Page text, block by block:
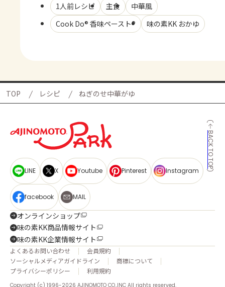
1人前レシピ
主食
中華風
Cook Do® 香味ペースト®
味の素KK おかゆ
TOP レシピ ねぎのせ中華がゆ
BACK TO TOP
LINE X Youtube Pinterest Instagram
facebook MAIL
オンラインショップ
味の素KK商品情報サイト
味の素KK企業情報サイト
よくあるお問い合わせ
会員規約
ソーシャルメディアガイドライン
商標について
プライバシーポリシー
利用規約
Copyright (c) 1996-2026 AJINOMOTO CO.,INC All rights reserved.